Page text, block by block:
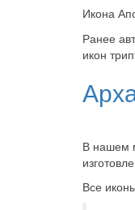
Икона
Ранее
икон
В нашем
Все